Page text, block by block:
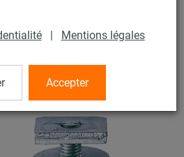
| Mentions légales
Accepter
écrou MPC